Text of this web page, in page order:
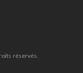
réservés.